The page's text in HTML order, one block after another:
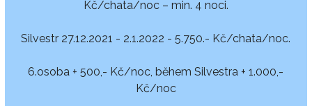
Kč/chata/noc – min. 4 noci.
Silvestr 27.12.2021 - 2.1.2022 - 5.750.- Kč/chata/noc.
6.osoba + 500,- Kč/noc, během Silvestra + 1.000,-
Kč/noc